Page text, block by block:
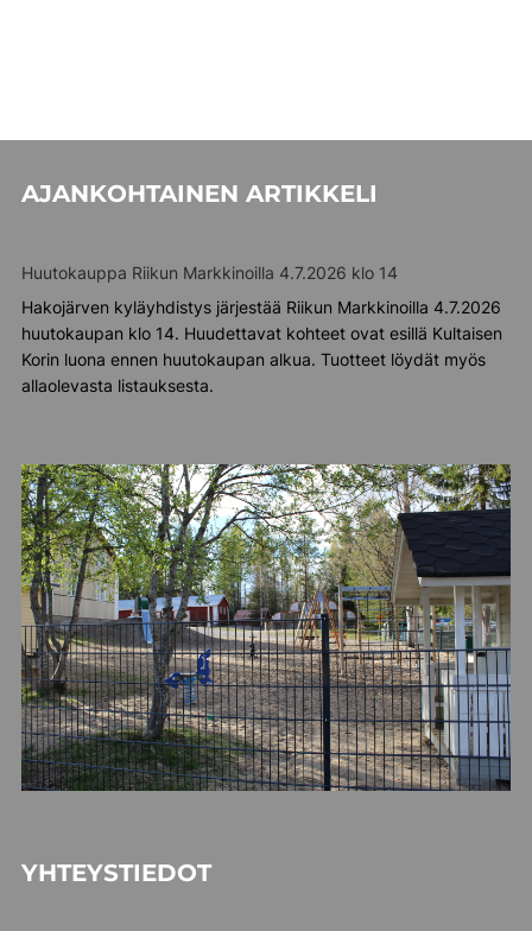
AJANKOHTAINEN ARTIKKELI
Huutokauppa Riikun Markkinoilla 4.7.2026 klo 14
Hakojärven kyläyhdistys järjestää Riikun Markkinoilla 4.7.2026
huutokaupan klo 14. Huudettavat kohteet ovat esillä Kultaisen
Korin luona ennen huutokaupan alkua. Tuotteet löydät myös
allaolevasta listauksesta.
YHTEYSTIEDOT